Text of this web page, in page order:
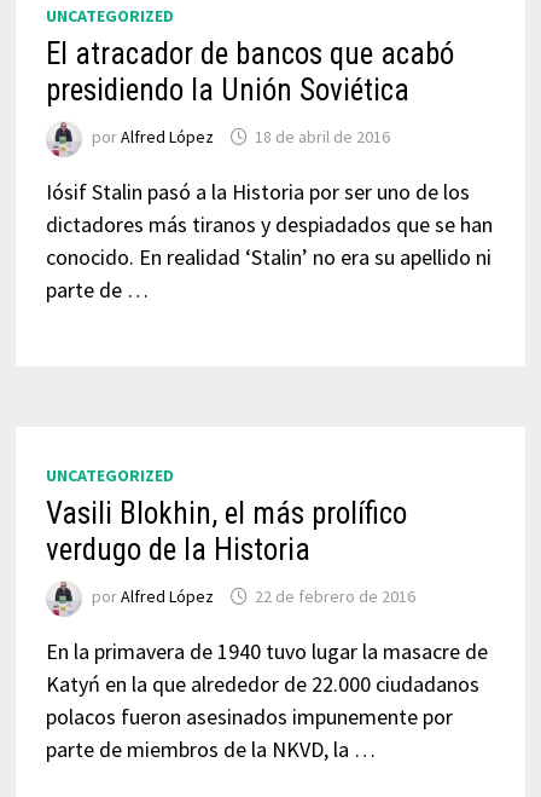
UNCATEGORIZED
El atracador de bancos que acabó
presidiendo la Unión Soviética
porAlfred López 18 de abril de 2016
Iósif Stalin pasó a la Historia por ser uno de los
dictadores más tiranos y despiadados que se han
conocido. En realidad ‘Stalin’ no era su apellido ni
parte de …
UNCATEGORIZED
Vasili Blokhin, el más prolífico
verdugo de la Historia
porAlfred López 22 de febrero de 2016
En la primavera de 1940 tuvo lugar la masacre de
Katyń en la que alrededor de 22.000 ciudadanos
polacos fueron asesinados impunemente por
parte de miembros de la NKVD, la …